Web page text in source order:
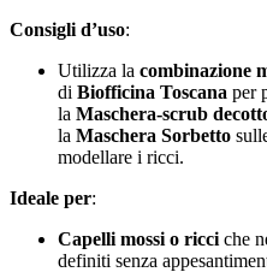
Consigli d’uso:
Utilizza la combinazione
di Biofficina Toscana per
la Maschera-scrub
la Maschera Sorbetto
modellare i ricci.
Ideale per:
Capelli mossi o ricci che
definiti senza